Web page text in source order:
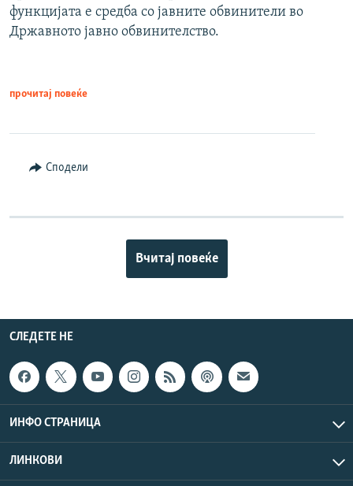
функцијата е средба со јавните обвинители во
Државното јавно обвинителство.
прочитај повеќе
Сподели
Вчитај повеќе
СЛЕДЕТЕ НЕ
ИНФО СТРАНИЦА
ЛИНКОВИ